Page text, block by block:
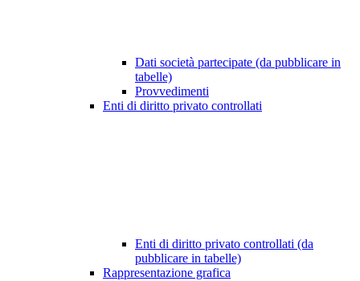
Dati società partecipate (da pubblicare in
tabelle)
Provvedimenti
Enti di diritto privato controllati
Enti di diritto privato controllati (da
pubblicare in tabelle)
Rappresentazione grafica